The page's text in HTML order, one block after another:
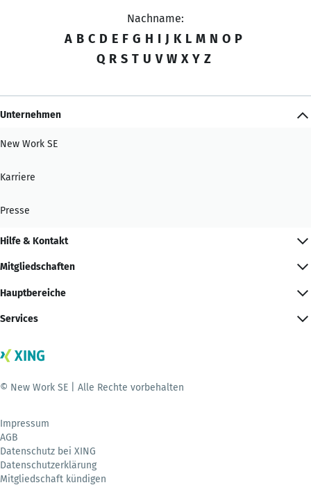
Nachname:
A B C D E F G H I J K L M N O P
Q R S T U V W X Y Z
Unternehmen
New Work SE
Karriere
Presse
Hilfe & Kontakt
Mitgliedschaften
Hauptbereiche
Services
© New Work SE | Alle Rechte vorbehalten
Impressum
AGB
Datenschutz bei XING
Datenschutzerklärung
Mitgliedschaft kündigen